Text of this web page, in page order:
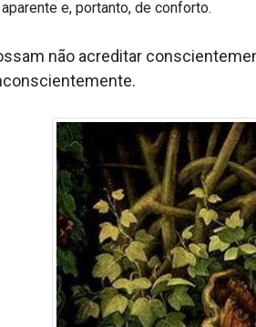
e, portanto, de conforto.
não acreditar